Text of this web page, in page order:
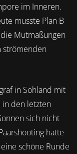
im Inneren.
musste Plan B
Mutmaßungen
strömenden
in Sohland mit
in den letzten
sich nicht
hatte
schöne Runde